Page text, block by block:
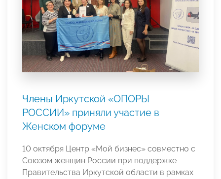
Члены Иркутской «ОПОРЫ
РОССИИ» приняли участие в
Женском форуме
10 октября Центр «Мой бизнес» совместно с
Союзом женщин России при поддержке
Правительства Иркутской области в рамках